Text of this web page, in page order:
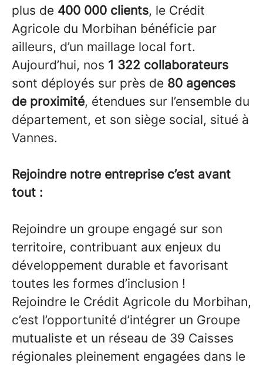
plus de 400 000 clients, le Crédit
Agricole du Morbihan bénéficie par
ailleurs, d’un maillage local fort.
Aujourd’hui, nos 1 322 collaborateurs
sont déployés sur près de 80 agences
de proximité, étendues sur l’ensemble du
département, et son siège social, situé à
Vannes.
Rejoindre notre entreprise c’est avant
tout :
Rejoindre un groupe engagé sur son
territoire, contribuant aux enjeux du
développement durable et favorisant
toutes les formes d’inclusion !
Rejoindre le Crédit Agricole du Morbihan,
c’est l’opportunité d’intégrer un Groupe
mutualiste et un réseau de 39 Caisses
régionales pleinement engagées dans le